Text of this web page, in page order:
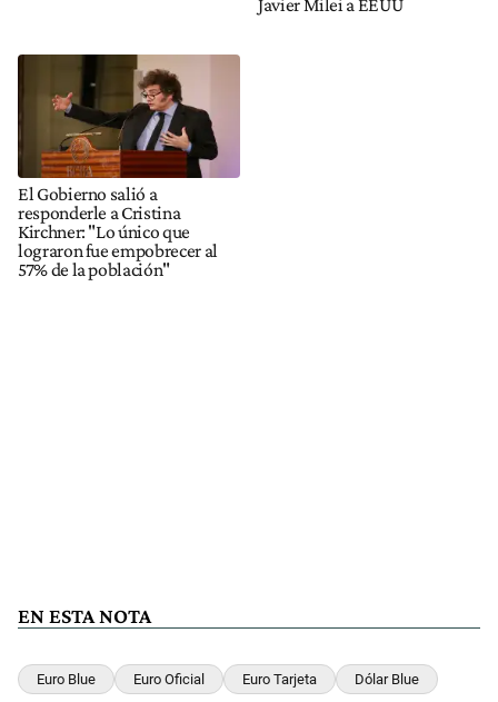
El Gobierno salió a
responderle a Cristina
Kirchner: "Lo único que
lograron fue empobrecer al
57% de la población"
EN ESTA NOTA
Euro Blue Euro Oficial Euro Tarjeta Dólar Blue